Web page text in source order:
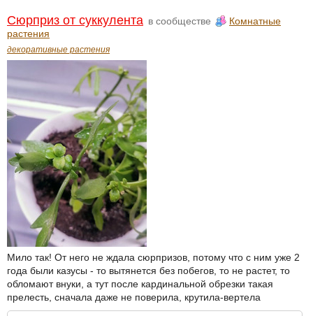
Сюрприз от суккулента в сообществе
Комнатные
растения
декоративные растения
Мило так! От него не ждала сюрпризов, потому что с ним уже 2
года были казусы - то вытянется без побегов, то не растет, то
обломают внуки, а тут после кардинальной обрезки такая
прелесть, сначала даже не поверила, крутила-вертела